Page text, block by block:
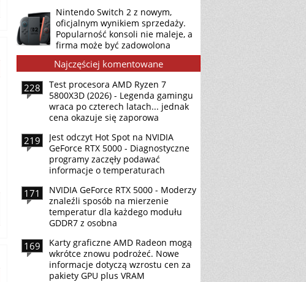
Nintendo Switch 2 z nowym,
oficjalnym wynikiem sprzedaży.
Popularność konsoli nie maleje, a
firma może być zadowolona
Najczęściej komentowane
228
Test procesora AMD Ryzen 7
5800X3D (2026) - Legenda gamingu
wraca po czterech latach... jednak
cena okazuje się zaporowa
219
Jest odczyt Hot Spot na NVIDIA
GeForce RTX 5000 - Diagnostyczne
programy zaczęły podawać
informacje o temperaturach
171
NVIDIA GeForce RTX 5000 - Moderzy
znaleźli sposób na mierzenie
temperatur dla każdego modułu
GDDR7 z osobna
169
Karty graficzne AMD Radeon mogą
wkrótce znowu podrożeć. Nowe
informacje dotyczą wzrostu cen za
pakiety GPU plus VRAM